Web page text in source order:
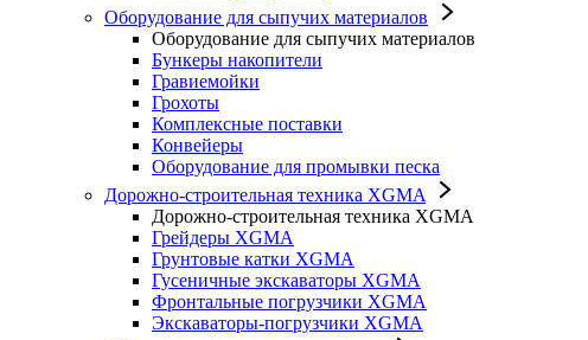
Оборудование для сыпучих материалов
Оборудование для сыпучих материалов
Бункеры накопители
Гравиемойки
Грохоты
Комплексные поставки
Конвейеры
Оборудование для промывки песка
Дорожно-строительная техника XGMA
Дорожно-строительная техника XGMA
Грейдеры XGMA
Грунтовые катки XGMA
Гусеничные экскаваторы XGMA
Фронтальные погрузчики XGMA
Экскаваторы-погрузчики XGMA